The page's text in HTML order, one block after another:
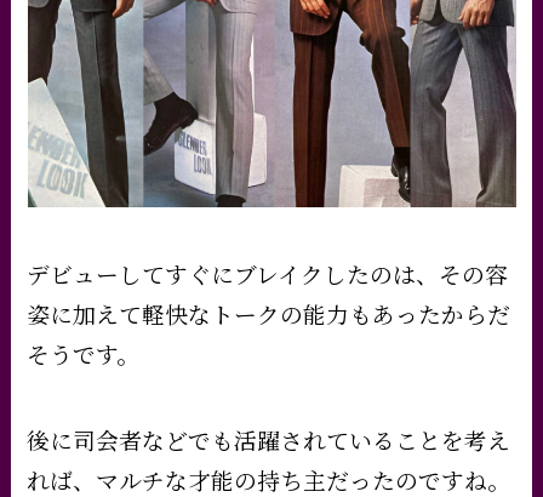
デビューしてすぐにブレイクしたのは、その容
姿に加えて軽快なトークの能力もあったからだ
そうです。
後に司会者などでも活躍されていることを考え
れば、マルチな才能の持ち主だったのですね。